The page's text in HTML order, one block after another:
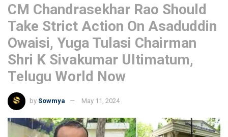
CM Chandrasekhar Rao Should
Take Strict Action On Asaduddin
Owaisi, Yuga Tulasi Chairman
Shri K Sivakumar Ultimatum,
Telugu World Now
by Sowmya May 11, 2024